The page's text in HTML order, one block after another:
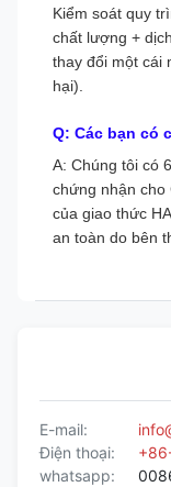
Kiểm soát quy
chất lượng +
thay đổi một cái
hại).
Q: Các bạn có
A: Chúng tôi có
chứng nhận cho
của giao thức
an toàn do bên
E-mail:
Điện thoại:
whatsapp: